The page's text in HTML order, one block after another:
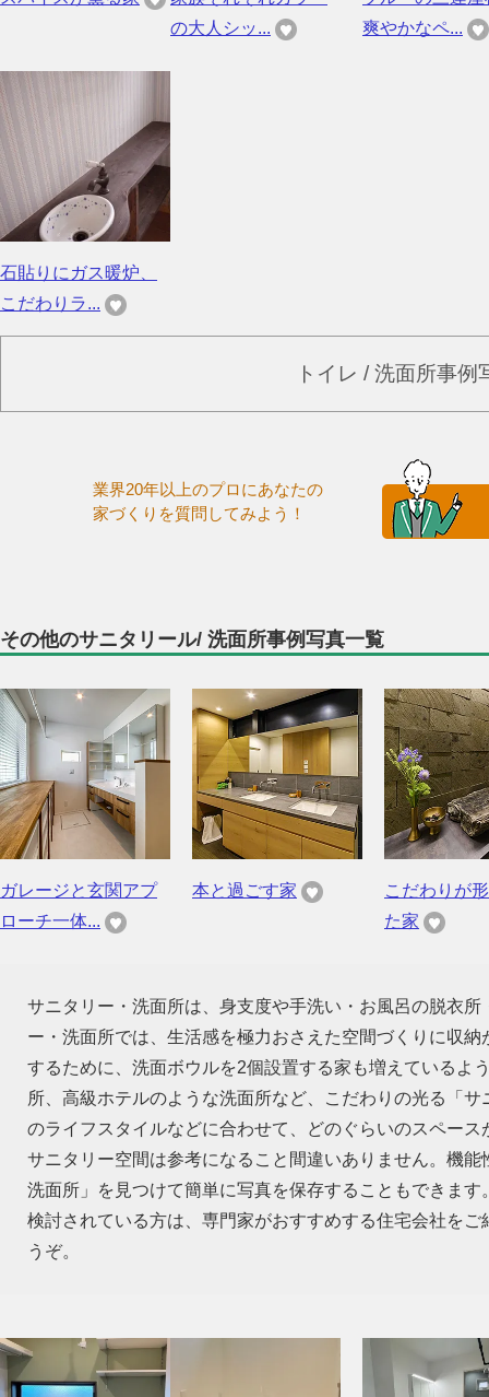
の大人シッ...
爽やかなペ...
石貼りにガス暖炉、
こだわりラ...
トイレ / 洗面所事
業界20年以上のプロにあなたの
家づくりを質問してみよう！
その他のサニタリール/ 洗面所事例写真一覧
ガレージと玄関アプ
ローチ一体...
本と過ごす家
こだわりが
た家
サニタリー・洗面所は、身支度や手洗い・お風呂の脱衣
ー・洗面所では、生活感を極力おさえた空間づくりに収
するために、洗面ボウルを2個設置する家も増えているよ
所、高級ホテルのような洗面所など、こだわりの光る「
のライフスタイルなどに合わせて、どのぐらいのスペー
サニタリー空間は参考になること間違いありません。機
洗面所」を見つけて簡単に写真を保存することもできま
検討されている方は、専門家がおすすめする住宅会社を
うぞ。